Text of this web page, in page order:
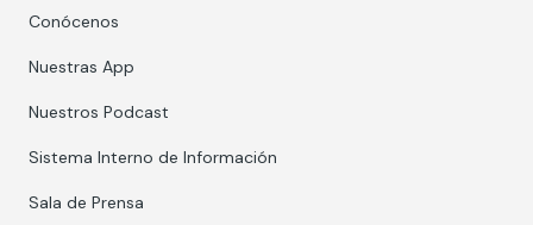
Conócenos
Nuestras App
Nuestros Podcast
Sistema Interno de Información
Sala de Prensa